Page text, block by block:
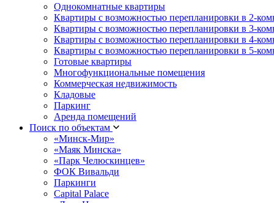
Однокомнатные квартиры
Квартиры с возможностью перепланировки в 2-
Квартиры с возможностью перепланировки в 3-
Квартиры с возможностью перепланировки в 4-
Квартиры с возможностью перепланировки в 5-
Готовые квартиры
Многофункциональные помещения
Коммерческая недвижимость
Кладовые
Паркинг
Аренда помещений
Поиск по объектам
«Минск-Мир»
«Маяк Минска»
«Парк Челюскинцев»
ФОК Вивальди
Паркинги
Capital Palace